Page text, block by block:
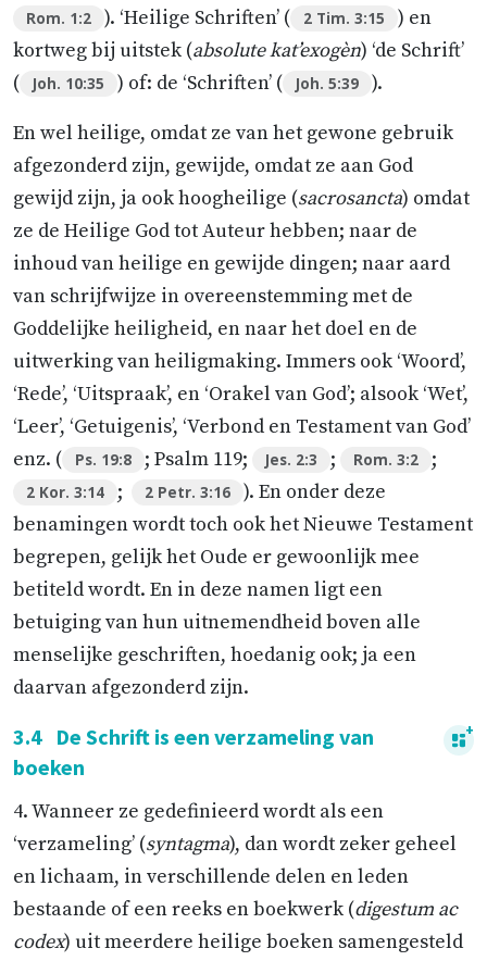
Rom. 1:2 ). ‘Heilige Schriften’ ( 2 Tim. 3:15
) en
kortweg bij uitstek (absolute kat’exogèn) ‘de Schrift’
(
Joh. 10:35 ) of: de ‘Schriften’ ( Joh. 5:39
).
En wel heilige, omdat ze van het gewone gebruik
afgezonderd zijn, gewijde, omdat ze aan God
gewijd zijn, ja ook hoogheilige (sacrosancta) omdat
ze de Heilige God tot Auteur hebben; naar de
inhoud van heilige en gewijde dingen; naar aard
van schrijfwijze in overeenstemming met de
Goddelijke heiligheid, en naar het doel en de
uitwerking van heiligmaking. Immers ook ‘Woord’,
‘Rede’, ‘Uitspraak’, en ‘Orakel van God’; alsook ‘Wet’,
‘Leer’, ‘Getuigenis’, ‘Verbond en Testament van God’
enz. (
Ps. 19:8 ; Psalm 119; Jes. 2:3 ; Rom. 3:2 ;
2 Kor. 3:14 ; 2 Petr. 3:16
). En onder deze
benamingen wordt toch ook het Nieuwe Testament
begrepen, gelijk het Oude er gewoonlijk mee
betiteld wordt. En in deze namen ligt een
betuiging van hun uitnemendheid boven alle
menselijke geschriften, hoedanig ook; ja een
daarvan afgezonderd zijn.
3.4 De Schrift is een verzameling van
boeken
4. Wanneer ze gedefinieerd wordt als een
‘verzameling’ (syntagma), dan wordt zeker geheel
en lichaam, in verschillende delen en leden
bestaande of een reeks en boekwerk (digestum ac
codex) uit meerdere heilige boeken samengesteld